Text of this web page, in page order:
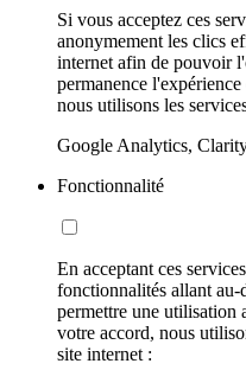
Si vous acceptez ces
anonymement les clics
internet afin de pouvoir
permanence
nous utilisons les
Google Analytics,
Fonctionnalité
En acceptant ces
fonctionnalités allant au-
permettre une utilisation
votre accord, nous
site internet :